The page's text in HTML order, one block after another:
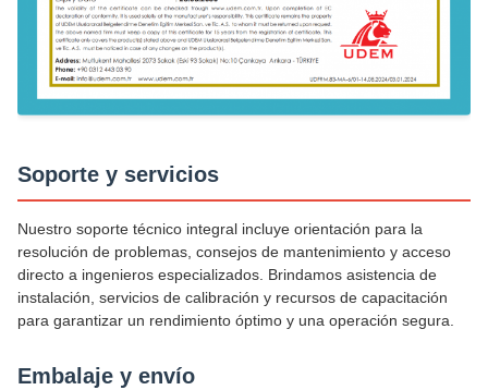
Soporte y servicios
Nuestro soporte técnico integral incluye orientación para la
resolución de problemas, consejos de mantenimiento y acceso
directo a ingenieros especializados. Brindamos asistencia de
instalación, servicios de calibración y recursos de capacitación
para garantizar un rendimiento óptimo y una operación segura.
Embalaje y envío